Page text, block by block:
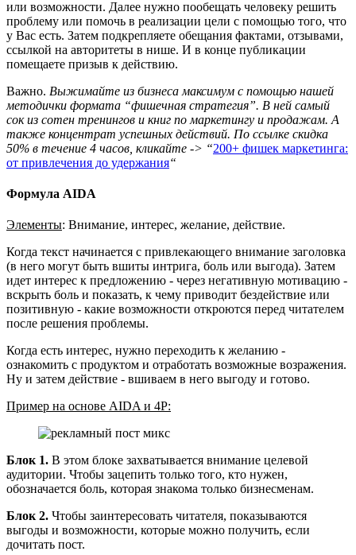
или возможности. Далее нужно пообещать человеку решить
проблему или помочь в реализации цели с помощью того, что
у Вас есть. Затем подкрепляете обещания фактами, отзывами,
ссылкой на авторитеты в нише. И в конце публикации
помещаете призыв к действию.
Важно. Выжимайте из бизнеса максимум с помощью нашей
методички формата “фишечная стратегия”. В ней самый
сок из сотен тренингов и книг по маркетингу и продажам. А
также концентрат успешных действий. По ссылке скидка
50% в течение 4 часов, кликайте -> “200+ фишек маркетинга:
от привлечения до удержания“
Формула AIDA
Элементы: Внимание, интерес, желание, действие.
Когда текст начинается с привлекающего внимание заголовка
(в него могут быть вшиты интрига, боль или выгода). Затем
идет интерес к предложению - через негативную мотивацию -
вскрыть боль и показать, к чему приводит бездействие или
позитивную - какие возможности откроются перед читателем
после решения проблемы.
Когда есть интерес, нужно переходить к желанию -
ознакомить с продуктом и отработать возможные возражения.
Ну и затем действие - вшиваем в него выгоду и готово.
Пример на основе AIDA и 4P:
Блок 1. В этом блоке захватывается внимание целевой
аудитории. Чтобы зацепить только того, кто нужен,
обозначается боль, которая знакома только бизнесменам.
Блок 2. Чтобы заинтересовать читателя, показываются
выгоды и возможности, которые можно получить, если
дочитать пост.